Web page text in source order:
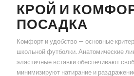
КРОЙ И
ПОСАДКА
Комфорт и удобство — основные
школьной футболки. Анатомические
эластичные вставки обеспечивают
минимизируют натирание и